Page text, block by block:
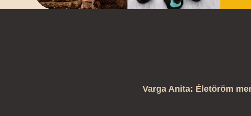
Varga Anita: Életöröm